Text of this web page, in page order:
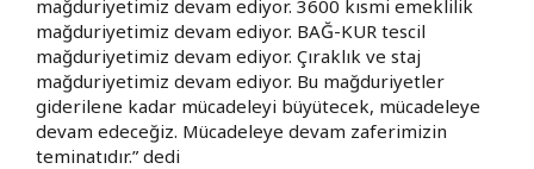
mağduriyetimiz devam ediyor. 3600 kısmi emeklilik
mağduriyetimiz devam ediyor. BAĞ-KUR tescil
mağduriyetimiz devam ediyor. Çıraklık ve staj
mağduriyetimiz devam ediyor. Bu mağduriyetler
giderilene kadar mücadeleyi büyütecek, mücadeleye
devam edeceğiz. Mücadeleye devam zaferimizin
teminatıdır.” dedi